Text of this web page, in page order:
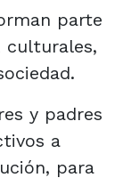
parte
culturales,
y padres
a
para